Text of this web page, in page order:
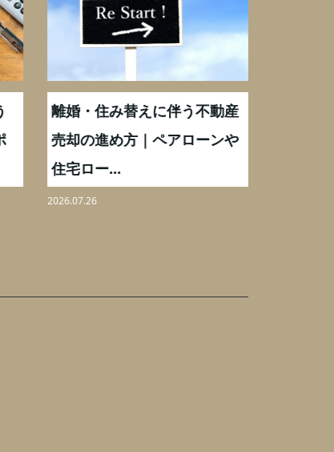
離婚・住み替えに伴う不動産
売却の進め方｜ペアローンや
住宅ロー...
2026.07.26